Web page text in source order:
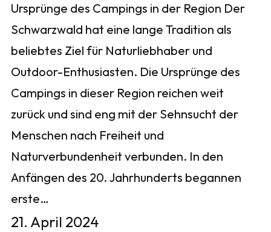
Ursprünge des Campings in der Region Der
Schwarzwald hat eine lange Tradition als
beliebtes Ziel für Naturliebhaber und
Outdoor-Enthusiasten. Die Ursprünge des
Campings in dieser Region reichen weit
zurück und sind eng mit der Sehnsucht der
Menschen nach Freiheit und
Naturverbundenheit verbunden. In den
Anfängen des 20. Jahrhunderts begannen
erste…
21. April 2024